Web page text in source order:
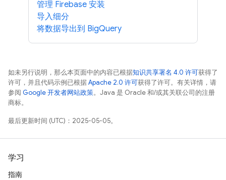
管理 Firebase 安装
导入细分
将数据导出到 BigQuery
如未另行说明，那么本页面中的内容已根据知识共享署名 4.0 许可获得了
许可，并且代码示例已根据Apache 2.0 许可获得了许可。有关详情，请
参阅 Google 开发者网站政策。Java 是 Oracle 和/或其关联公司的注册
商标。
最后更新时间 (UTC)：2025-05-05。
学习
指南